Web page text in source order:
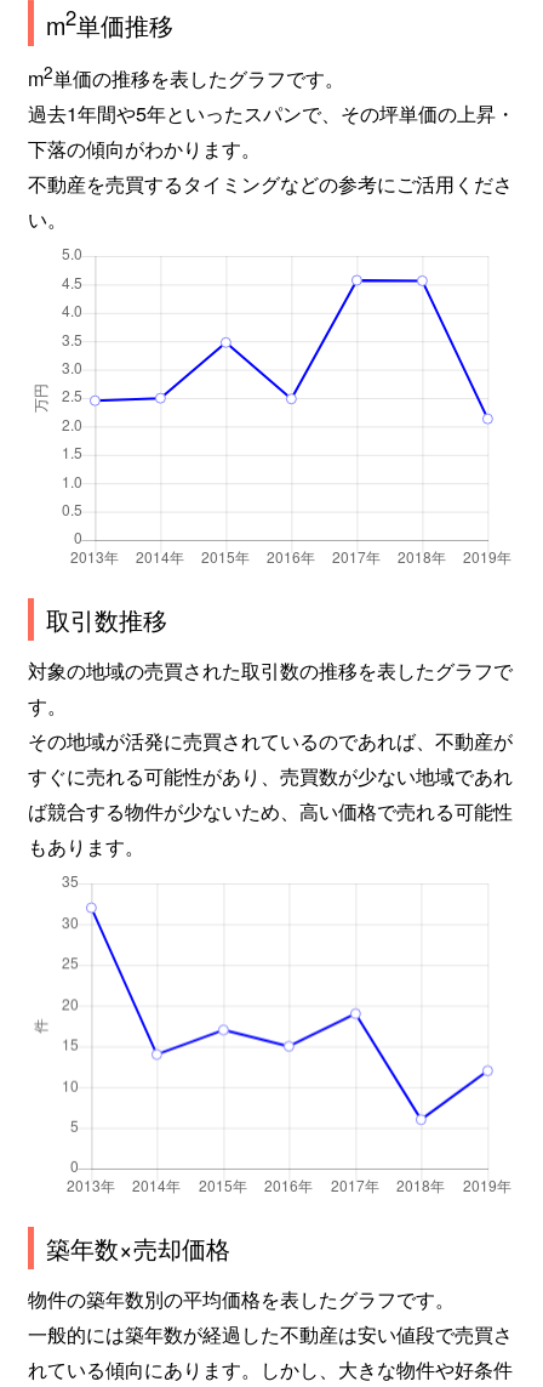
m2単価推移
m2単価の推移を表したグラフです。
過去1年間や5年といったスパンで、その坪単価の上昇・
下落の傾向がわかります。
不動産を売買するタイミングなどの参考にご活用くださ
い。
取引数推移
対象の地域の売買された取引数の推移を表したグラフで
す。
その地域が活発に売買されているのであれば、不動産が
すぐに売れる可能性があり、売買数が少ない地域であれ
ば競合する物件が少ないため、高い価格で売れる可能性
もあります。
築年数×売却価格
物件の築年数別の平均価格を表したグラフです。
一般的には築年数が経過した不動産は安い値段で売買さ
れている傾向にあります。しかし、大きな物件や好条件